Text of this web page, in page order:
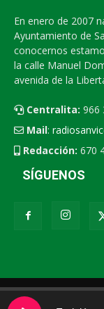
En enero de 2007
Ayuntamiento de
conocernos
la calle Manuel
avenida de la
Centralita: 966
Mail:
Redacción: 670
SÍGUENOS
Radio